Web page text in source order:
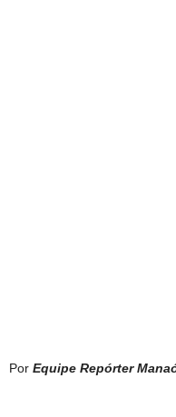
Por Equipe Repórter